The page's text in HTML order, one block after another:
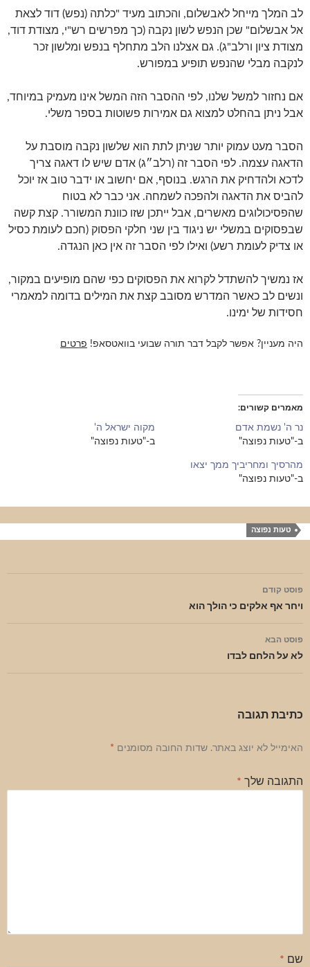
לב המלך מייחל לאבשלום, והכתוב מעיד "כלתה (נפש) דוד לצאת
אל אבשלום" שכן הנפש לשון נקבה (כך מפרשים רש"י, מצודת דוד,
מצודת ציון ורלב"ג). גם אצלנו הלב מתחלף בנפש ומלשון זכר
לנקבה מבלי שהנפש תופיע במפורש.
אם נחזור למשל שלנו, לפי ההסבר הזה המשל אינו מעמיק במיוחד,
אבל ניתן בהחלט למצוא גם אמירות פשוטות בספר משלי.
הסבר מעט עמוק יותר שניתן לתת הוא שלשון נקבה מוסבת על
הדאגה עצמה. לפי הסבר זה (רלב״ג) אדם שיש לו דאגה צריך
לדכא ולהדחיק את הרגש. בנוסף, אם יחשוב או ידבר טוב אז יוכל
להביס את הדאגה ולהפכה לשמחה. אני כבר לא בטוח
שהפסיכולוגים מאשרים, אבל ייתכן שזו כוונת המשורר. קצת קשה
שבפסוקים במשלי יש ניגוד בין שני חלקי הפסוק (חכם לעומת כסיל
או צדיק לעומת רשע) ואילו לפי הסבר זה אין כאן הנגדה.
אז נמשיך להשתדל לקרוא את הפסוקים כפי שהם מופיעים במקור,
ונשים לב כאשר המדרש מסובב קצת את המילים בדומה למאמרי
חסידות של ימינו.
היה מעניין? אפשר לקבל דבר תורה שבועי בוואטסאפ! פרטים
מאמרים קשורים
נר ה' נשמת אדם
ב-"טעות נפוצה"
מקוה ישראל ה'
ב-"טעות נפוצה"
מהרסיך ומחריביך ממך יצאו
ב-"טעות נפוצה"
טעות נפוצה
ניווט
בפוסטים
פוסט קודם
ויחר אף אלקים כי הולך הוא
פוסט הבא
לא על הלחם לבדו
כתיבת תגובה
האימייל לא יוצג באתר. שדות החובה מסומנים *
התגובה שלך *
שם *